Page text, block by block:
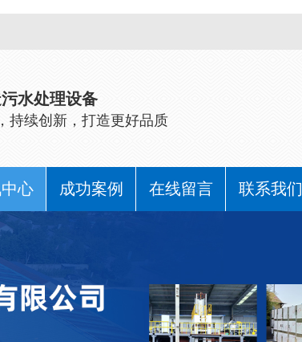
水处理设备
持续创新，打造更好品质
心
态
态
题
成功案例 在线留言
联系我们